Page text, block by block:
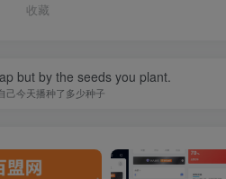
收藏
but by the seeds you plant.
己今天播种了多少种子